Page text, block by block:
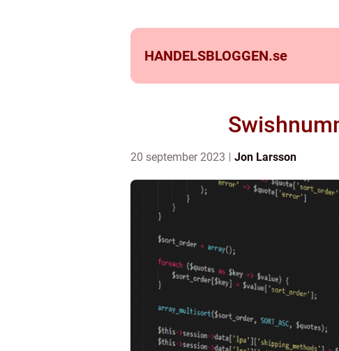
HANDELSBLOGGEN.se
20 september 2023 Jon Larsson